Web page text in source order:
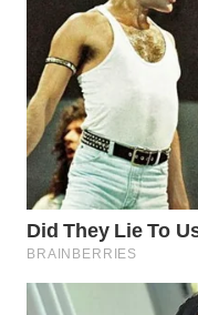
WN
KARAWANG
WN
BEKASI
WN
BOGOR
WN